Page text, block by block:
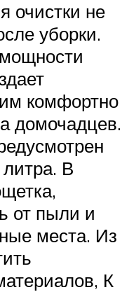
очистки не
уборки.
комфортно
домочадцев.
В
от пыли и
места. Из
К